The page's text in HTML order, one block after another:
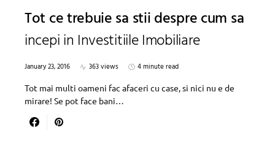
Tot ce trebuie sa stii despre cum sa
incepi in Investitiile Imobiliare
January 23, 2016 363 views
4 minute read
Tot mai multi oameni fac afaceri cu case, si nici nu e de
mirare! Se pot face bani…